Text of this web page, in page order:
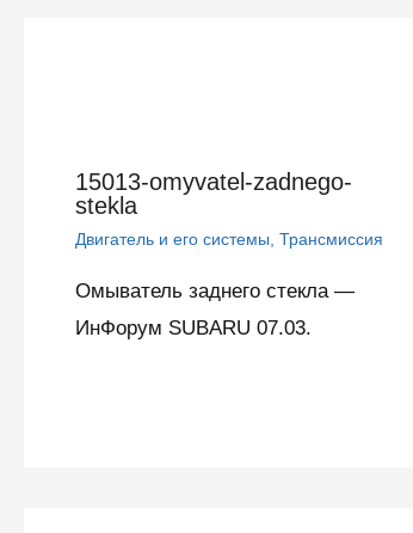
15013-omyvatel-zadnego-
stekla
Двигатель и его системы Трансмиссия
Омыватель заднего стекла —
ИнФорум SUBARU 07.03.